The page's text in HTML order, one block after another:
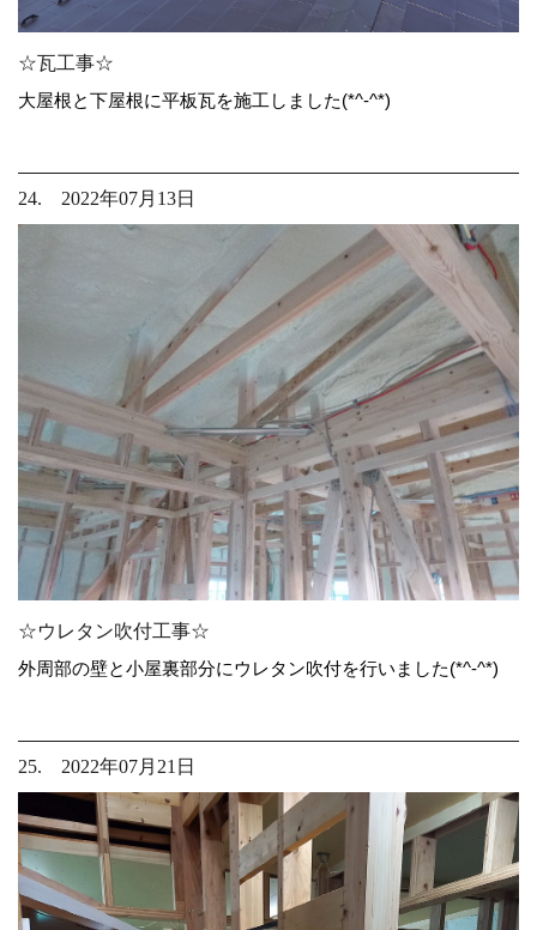
☆瓦工事☆
大屋根と下屋根に平板瓦を施工しました(*^-^*)
24. 2022年07月13日
☆ウレタン吹付工事☆
外周部の壁と小屋裏部分にウレタン吹付を行いました(*^-^*)
25. 2022年07月21日